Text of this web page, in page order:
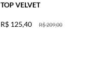
TOP VELVET
R$209,00
R$ 125,40